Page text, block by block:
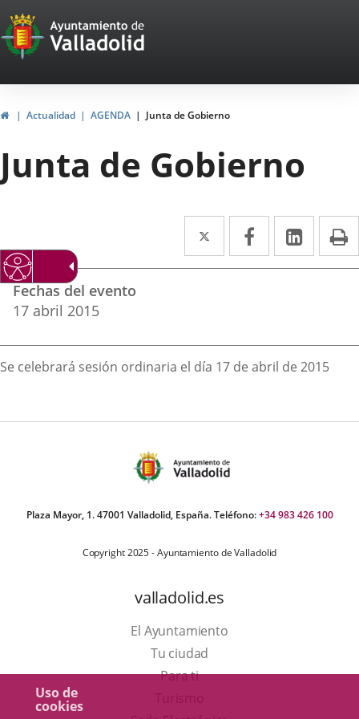
Uso de
cookies
Portal
Web
del
Ayuntamiento
de
Valladolid
InicioActualidad AGENDA Junta de Gobierno
Junta de Gobierno
Twitter
Enlace
a
externa.
Facebook
Enlace
a
externa.
Enlace
a
Datos
del
evento
Fechas del evento
17 abril 2015
Descripción
Se celebrará sesión ordinaria el día 17 de abril de 2015
Plaza Mayor, 1. 47001 Valladolid, España. Teléfono:+34 983 426 100
Copyright 2025 - Ayuntamiento de Valladolid
valladolid.es
El Ayuntamiento
Tu ciudad
Para ti